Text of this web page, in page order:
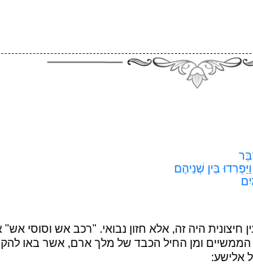
בֵּין שְׁנֵיהֶם
היה זה, אלא חזון נבואי. "רכב אש וסוסי אש"
הממשיים ומן החיל הכבד של מלך ארם, אשר באו
אלישע: